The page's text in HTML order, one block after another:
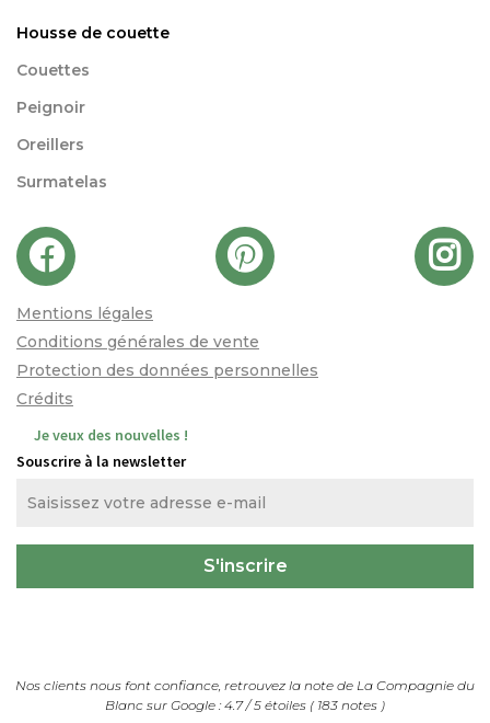
Housse de couette
Couettes
Peignoir
Oreillers
Surmatelas
Mentions légales
Conditions générales de vente
Protection des données personnelles
Crédits
Je veux des nouvelles !
Souscrire à la newsletter
Nos clients nous font confiance, retrouvez la note de La Compagnie du
Blanc sur Google : 4.7/5 étoiles ( 183 notes )